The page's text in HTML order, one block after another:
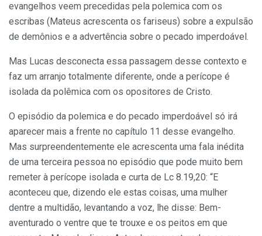
evangelhos veem precedidas pela polemica com os
escribas (Mateus acrescenta os fariseus) sobre a expulsão
de demônios e a advertência sobre o pecado imperdoável.
Mas Lucas desconecta essa passagem desse contexto e
faz um arranjo totalmente diferente, onde a perícope é
isolada da polêmica com os opositores de Cristo.
O episódio da polemica e do pecado imperdoável só irá
aparecer mais a frente no capítulo 11 desse evangelho.
Mas surpreendentemente ele acrescenta uma fala inédita
de uma terceira pessoa no episódio que pode muito bem
remeter à perícope isolada e curta de Lc 8.19,20: “E
aconteceu que, dizendo ele estas coisas, uma mulher
dentre a multidão, levantando a voz, lhe disse: Bem-
aventurado o ventre que te trouxe e os peitos em que